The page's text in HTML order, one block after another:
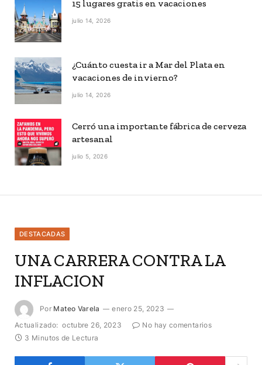
15 lugares gratis en vacaciones
julio 14, 2026
¿Cuánto cuesta ir a Mar del Plata en
vacaciones de invierno?
julio 14, 2026
Cerró una importante fábrica de cerveza
artesanal
julio 5, 2026
DESTACADAS
UNA CARRERA CONTRA LA
INFLACION
Por Mateo Varela
enero 25, 2023
Actualizado: octubre 26, 2023
No hay comentarios
3 Minutos de Lectura